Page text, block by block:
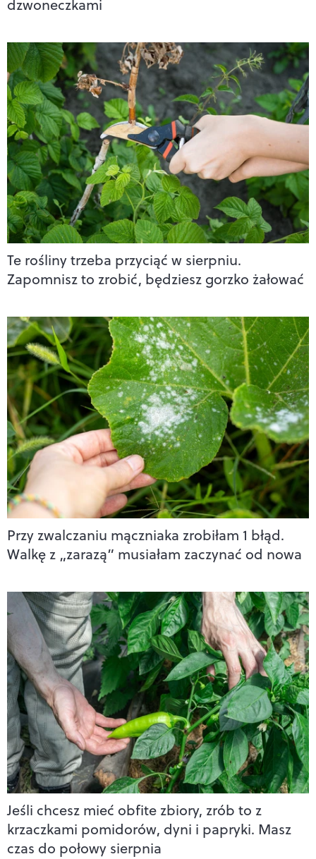
dzwoneczkami
Te rośliny trzeba przyciąć w sierpniu.
Zapomnisz to zrobić, będziesz gorzko żałować
Przy zwalczaniu mączniaka zrobiłam 1 błąd.
Walkę z „zarazą” musiałam zaczynać od nowa
Jeśli chcesz mieć obfite zbiory, zrób to z
krzaczkami pomidorów, dyni i papryki. Masz
czas do połowy sierpnia